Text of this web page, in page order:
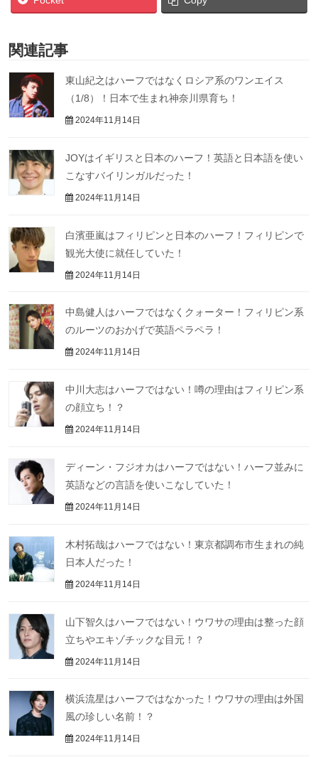
関連記事
東山紀之はハーフではなくロシア系のワンエイス
（1/8）！日本で生まれ神奈川県育ち！
2024年11月14日
JOYはイギリスと日本のハーフ！英語と日本語を使い
こなすバイリンガルだった！
2024年11月14日
白濱亜嵐はフィリピンと日本のハーフ！フィリピンで
観光大使に就任していた！
2024年11月14日
中島健人はハーフではなくクォーター！フィリピン系
のルーツのおかげで英語ペラペラ！
2024年11月14日
中川大志はハーフではない！噂の理由はフィリピン系
の顔立ち！？
2024年11月14日
ディーン・フジオカはハーフではない！ハーフ並みに
英語などの言語を使いこなしていた！
2024年11月14日
木村拓哉はハーフではない！東京都調布市生まれの純
日本人だった！
2024年11月14日
山下智久はハーフではない！ウワサの理由は整った顔
立ちやエキゾチックな目元！？
2024年11月14日
横浜流星はハーフではなかった！ウワサの理由は外国
風の珍しい名前！？
2024年11月14日